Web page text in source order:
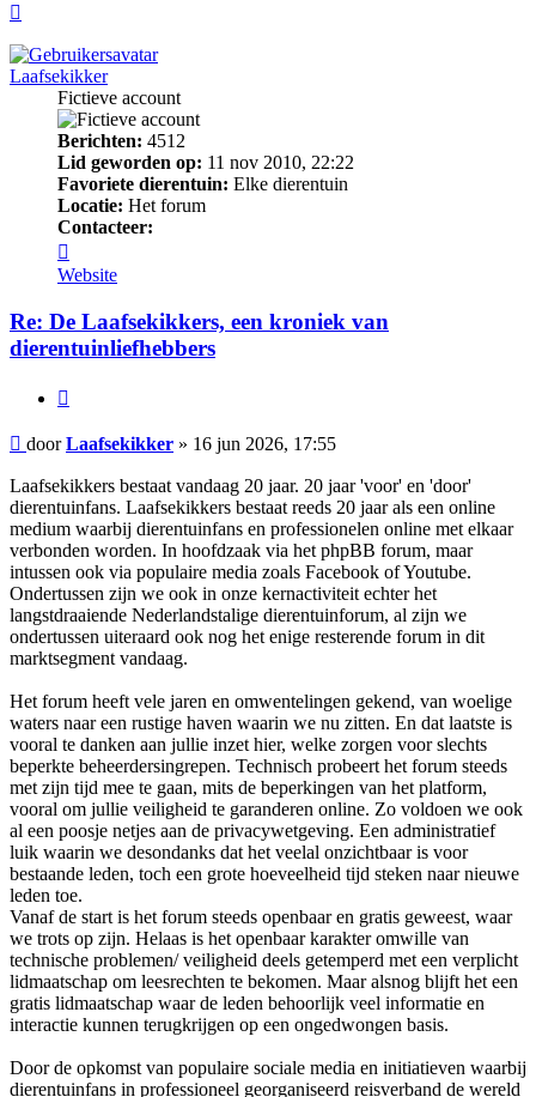
Laafsekikker
Fictieve account
Berichten: 4512
Lid geworden op: 11 nov 2010, 22:22
Favoriete dierentuin: Elke dierentuin
Locatie: Het forum
Contacteer:
Laafsekikker
Website
Re: De Laafsekikkers, een kroniek van
dierentuinliefhebbers
Bericht
doorLaafsekikker » 16 jun 2026, 17:55
Laafsekikkers bestaat vandaag 20 jaar. 20 jaar 'voor' en 'door'
dierentuinfans. Laafsekikkers bestaat reeds 20 jaar als een online
medium waarbij dierentuinfans en professionelen online met elkaar
verbonden worden. In hoofdzaak via het phpBB forum, maar
intussen ook via populaire media zoals Facebook of Youtube.
Ondertussen zijn we ook in onze kernactiviteit echter het
langstdraaiende Nederlandstalige dierentuinforum, al zijn we
ondertussen uiteraard ook nog het enige resterende forum in dit
marktsegment vandaag.
Het forum heeft vele jaren en omwentelingen gekend, van woelige
waters naar een rustige haven waarin we nu zitten. En dat laatste is
vooral te danken aan jullie inzet hier, welke zorgen voor slechts
beperkte beheerdersingrepen. Technisch probeert het forum steeds
met zijn tijd mee te gaan, mits de beperkingen van het platform,
vooral om jullie veiligheid te garanderen online. Zo voldoen we ook
al een poosje netjes aan de privacywetgeving. Een administratief
luik waarin we desondanks dat het veelal onzichtbaar is voor
bestaande leden, toch een grote hoeveelheid tijd steken naar nieuwe
leden toe.
Vanaf de start is het forum steeds openbaar en gratis geweest, waar
we trots op zijn. Helaas is het openbaar karakter omwille van
technische problemen/ veiligheid deels getemperd met een verplicht
lidmaatschap om leesrechten te bekomen. Maar alsnog blijft het een
gratis lidmaatschap waar de leden behoorlijk veel informatie en
interactie kunnen terugkrijgen op een ongedwongen basis.
Door de opkomst van populaire sociale media en initiatieven waarbij
dierentuinfans in professioneel georganiseerd reisverband de wereld